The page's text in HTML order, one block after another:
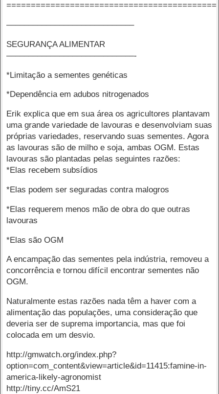
–––––––––––––––––––––––––––––
SEGURANÇA ALIMENTAR
–––––––––––––––––––––––––––––-
*Limitação a sementes genéticas
*Dependência em adubos nitrogenados
Erik explica que em sua área os agricultores plantavam
uma grande variedade de lavouras e desenvolviam suas
próprias variedades, reservando suas sementes. Agora
as lavouras são de milho e soja, ambas OGM. Estas
lavouras são plantadas pelas seguintes razões:
*Elas recebem subsídios
*Elas podem ser seguradas contra malogros
*Elas requerem menos mão de obra do que outras
lavouras
*Elas são OGM
A encampação das sementes pela indústria, removeu a
concorrência e tornou difícil encontrar sementes não
OGM.
Naturalmente estas razões nada têm a haver com a
alimentação das populações, uma consideração que
deveria ser de suprema importancia, mas que foi
colocada em um desvio.
http://gmwatch.org/index.php?
option=com_content&view=article&id=11415:famine-in-
america-likely-agronomist
http://tiny.cc/AmS21